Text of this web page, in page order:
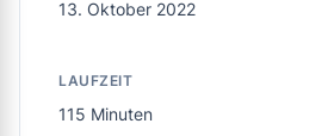
13. Oktober 2022
LAUFZEIT
115 Minuten